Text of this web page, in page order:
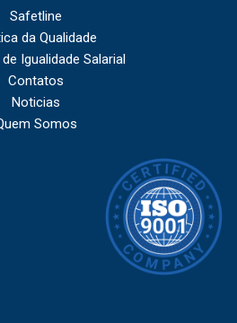
Safetline
da Qualidade
Igualidade Salarial
Contatos
Noticias
Somos